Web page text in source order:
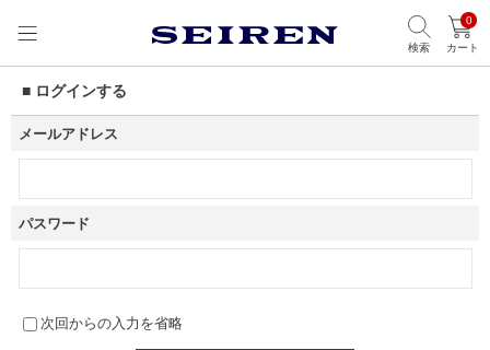
検索
0
カート
■ ログインする
メールアドレス
パスワード
次回からの入力を省略